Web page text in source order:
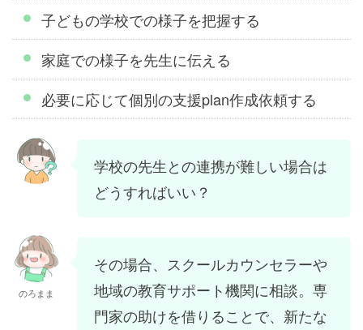
子どもの学校での様子を把握する
家庭での様子を先生に伝える
必要に応じて個別の支援plan作成依頼する
学校の先生との連携が難しい場合は
どうすればいい？
のろまま
その場合、スクールカウンセラーや
地域の教育サポート機関に相談。専
門家の助けを借りることで、新たな